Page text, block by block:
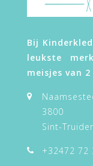
Bij
leukste
meisjes van
3800
Sint-
+32472 72